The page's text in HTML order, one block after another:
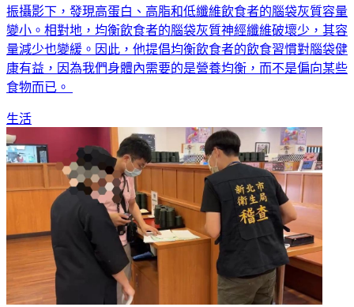
振攝影下，發現高蛋白、高脂和低纖維飲食者的腦袋灰質容量
變小。相對地，均衡飲食者的腦袋灰質神經纖維破壞少，其容
量減少也變緩。因此，他提倡均衡飲食者的飲食習慣對腦袋健
康有益，因為我們身體內需要的是營養均衡，而不是偏向某些
食物而已。
生活